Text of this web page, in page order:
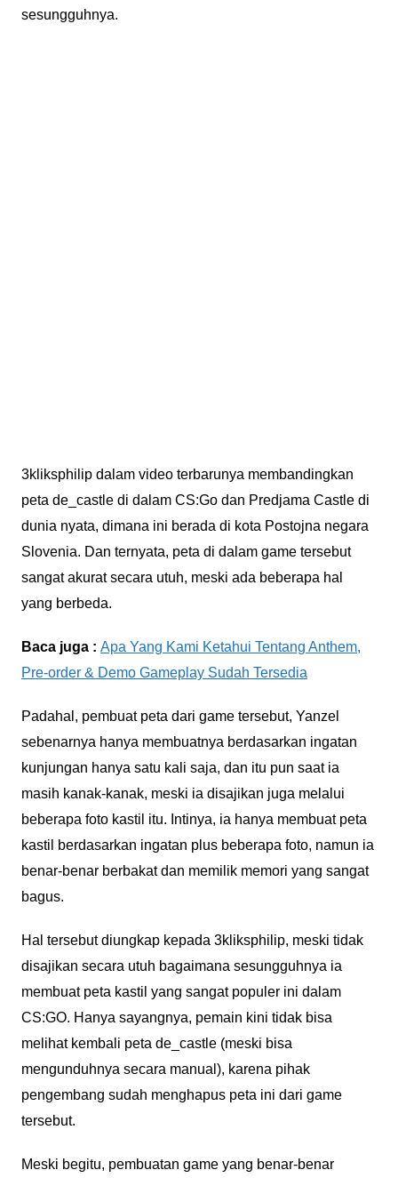
sesungguhnya.
3kliksphilip dalam video terbarunya membandingkan
peta de_castle di dalam CS:Go dan Predjama Castle di
dunia nyata, dimana ini berada di kota Postojna negara
Slovenia. Dan ternyata, peta di dalam game tersebut
sangat akurat secara utuh, meski ada beberapa hal
yang berbeda.
Baca juga : Apa Yang Kami Ketahui Tentang Anthem,
Pre-order & Demo Gameplay Sudah Tersedia
Padahal, pembuat peta dari game tersebut, Yanzel
sebenarnya hanya membuatnya berdasarkan ingatan
kunjungan hanya satu kali saja, dan itu pun saat ia
masih kanak-kanak, meski ia disajikan juga melalui
beberapa foto kastil itu. Intinya, ia hanya membuat peta
kastil berdasarkan ingatan plus beberapa foto, namun ia
benar-benar berbakat dan memilik memori yang sangat
bagus.
Hal tersebut diungkap kepada 3kliksphilip, meski tidak
disajikan secara utuh bagaimana sesungguhnya ia
membuat peta kastil yang sangat populer ini dalam
CS:GO. Hanya sayangnya, pemain kini tidak bisa
melihat kembali peta de_castle (meski bisa
mengunduhnya secara manual), karena pihak
pengembang sudah menghapus peta ini dari game
tersebut.
Meski begitu, pembuatan game yang benar-benar